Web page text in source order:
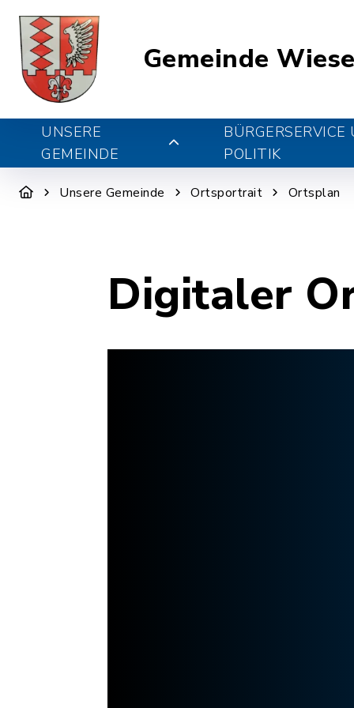
Gemeinde
UNSERE
GEMEINDE
BÜRGERSERVICE
POLITIK
Unsere Gemeinde Ortsportrait Ortsplan
Digitaler